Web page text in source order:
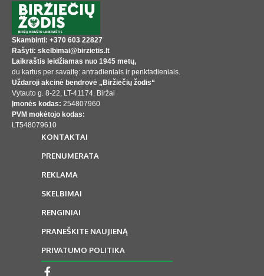
Skambinti: +370 603 22827
Rašyti: skelbimai@birzietis.lt
Laikraštis leidžiamas nuo 1945 metų,
du kartus per savaitę: antradieniais ir penktadieniais.
Uždaroji akcinė bendrovė „Biržiečių žodis“
Vytauto g. 8-22, LT-41174. Biržai
Įmonės kodas: 254807960
PVM mokėtojo kodas:
LT548079610
KONTAKTAI
PRENUMERATA
REKLAMA
SKELBIMAI
RENGINIAI
PRANEŠKITE NAUJIENĄ
PRIVATUMO POLITIKA